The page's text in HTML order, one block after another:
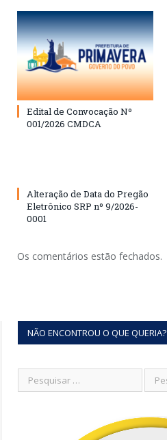
Edital de Convocação Nº
001/2026 CMDCA
Alteração de Data do Pregão
Eletrônico SRP nº 9/2026-
0001
Os comentários estão fechados.
NÃO ENCONTROU O QUE QUERIA?